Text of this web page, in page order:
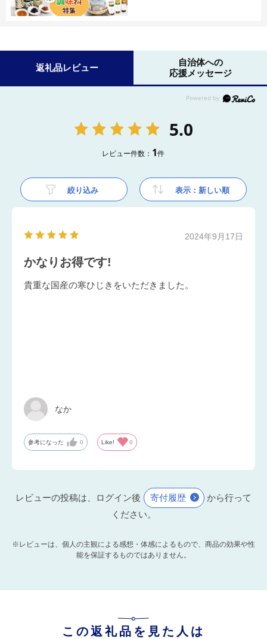
返礼品レビュー
自治体への
応援メッセージ
5.0
レビュー件数： 1件
絞り込み 表示：新しい順
2024年9月17日
かなりお得です!
貴重な国産の寒ひじきをいただきました。
なか
参考になった 0 Like! 0
レビューの投稿は、ログイン後 寄付履歴
から行って
ください。
※レビューは、個人の主観による感想・体感によるもので、商品の効果や性
能を保証するものではありません。
この返礼品を見た人は